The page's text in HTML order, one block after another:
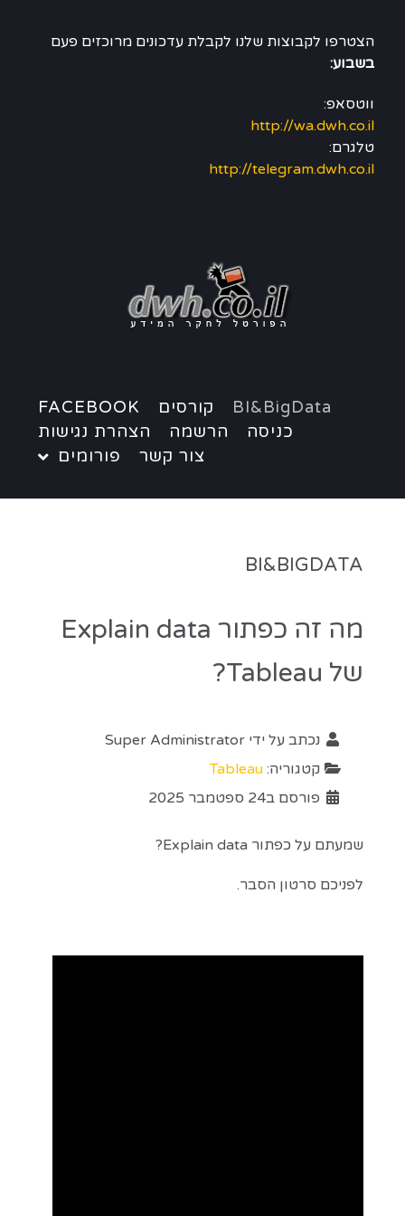
הצטרפו לקבוצות שלנו לקבלת עדכונים מרוכזים פעם
בשבוע:
ווטסאפ:
http://wa.dwh.co.il
טלגרם:
http://telegram.dwh.co.il
BI&BigData קורסים
FACEBOOK
כניסה
הרשמה
הצהרת נגישות
צור קשר
פורומים
BI&BIGDATA
מה זה כפתור Explain data
של Tableau?
נכתב על ידי Super Administrator
קטגוריה: Tableau
פורסם ב24 ספטמבר 2025
שמעתם על כפתור Explain data?
לפניכם סרטון הסבר.